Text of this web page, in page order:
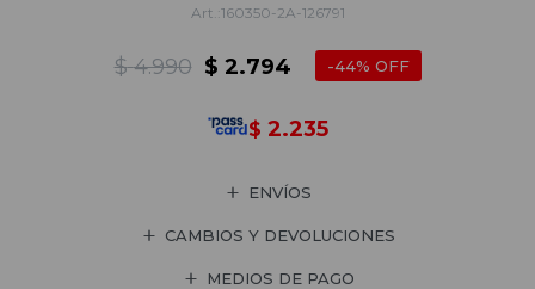
160350-2A-126791
$ 2.794
$ 4.990 44
$ 2.235
ENVÍOS
CAMBIOS Y DEVOLUCIONES
MEDIOS DE PAGO